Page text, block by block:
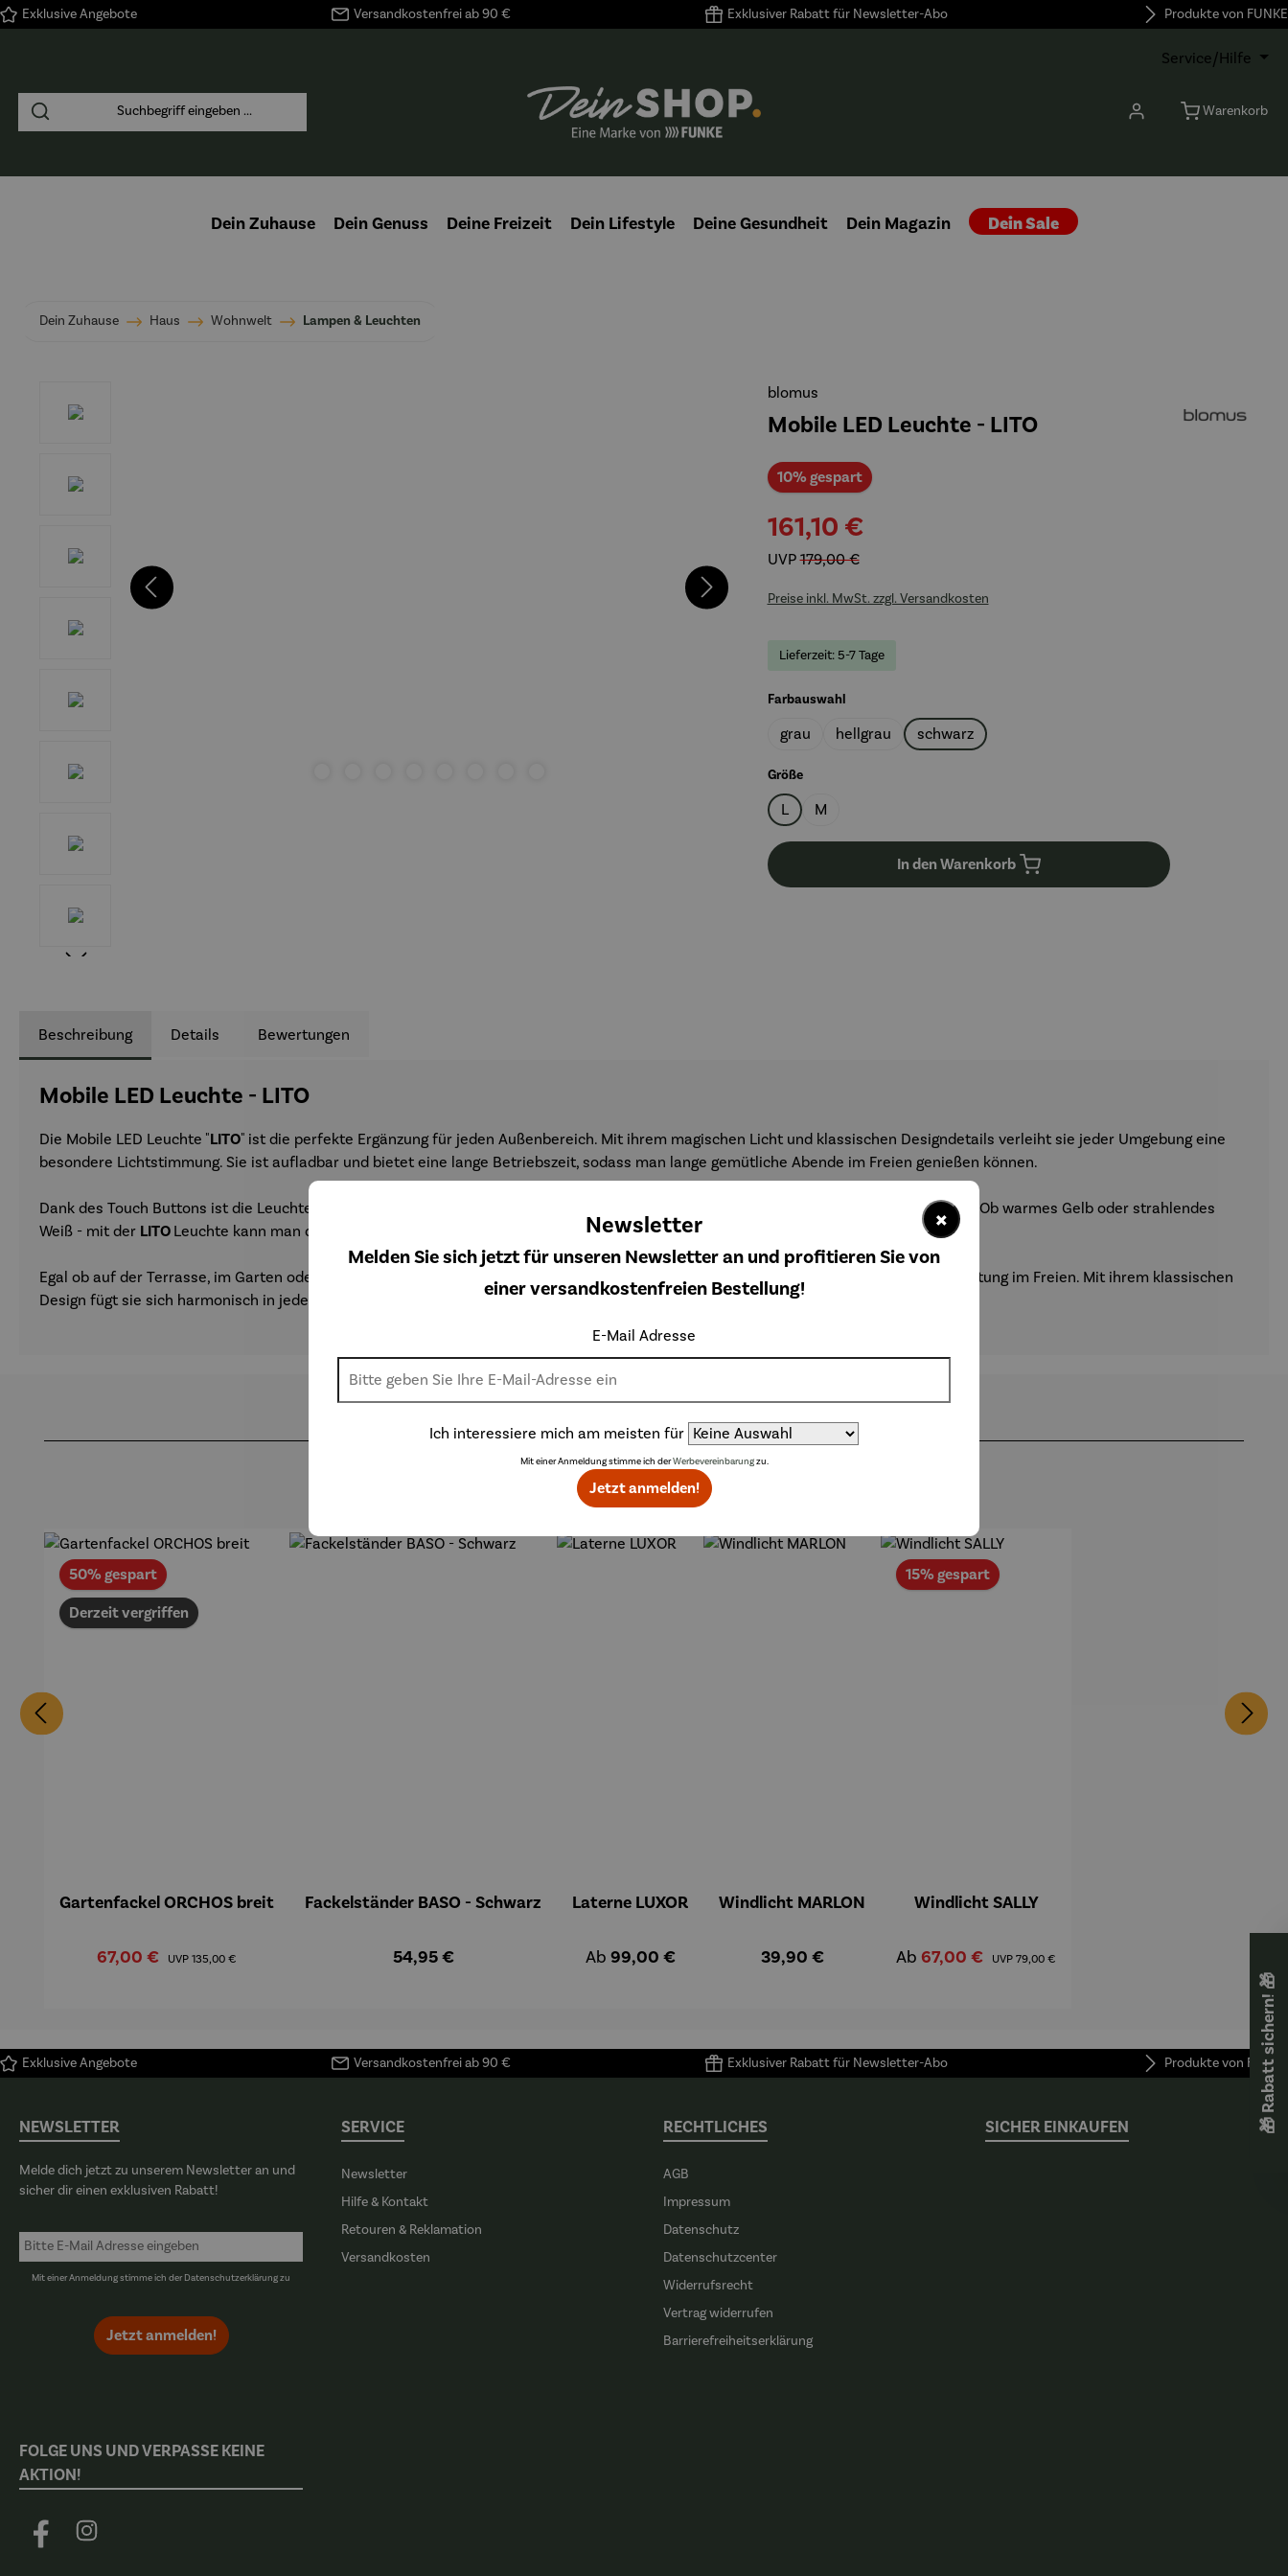
Zur Hauptnavigation springen
Exklusive Angebote Versandkostenfrei ab 90 € Exklusiver Rabatt für Newsletter-Abo Produkte von FUNKE
Service/Hilfe
Warenkorb
Dein Zuhause Dein Genuss Deine Freizeit Dein Lifestyle Deine Gesundheit Dein Magazin Dein Sale
Dein Zuhause Haus Wohnwelt Lampen & Leuchten
blomus
Mobile LED Leuchte - LITO
10% gespartRabatt
161,10 €
UVP179,00 €
Preise inkl. MwSt. zzgl. Versandkosten
Lieferzeit: 5-7 Tage
Farbauswahlauswählen
grau hellgrau schwarz
Größeauswählen
L M
In den Warenkorb
Beschreibung Details Bewertungen
Mobile LED Leuchte - LITO
Die Mobile LED Leuchte "LITO" ist die perfekte Ergänzung für jeden Außenbereich. Mit ihrem magischen Licht und klassischen Designdetails verleiht sie jeder Umgebung eine
besondere Lichtstimmung. Sie ist aufladbar und bietet eine lange Betriebszeit, sodass man lange gemütliche Abende im Freien genießen können.
Dank des Touch Buttons ist die Leuchte einfach zu bedienen und man kann individuell die gewünschte Lichtfarbe und -stärke einstellen. Ob warmes Gelb oder strahlendes
Weiß - mit der LITO Leuchte kann man die perfekte Atmosphäre für jeden Anlass schaffen.
Egal ob auf der Terrasse, im Garten oder beim Camping - die
Leuchte ist vielseitig einsetzbar und sorgt für eine gemütliche Beleuchtung im Freien. Mit ihrem klassischen
Design fügt sie sich harmonisch in jede Umgebung ein und ist ein echter Blickfang.
Weitere Produkte
Derzeit vergriffen
50% gespartRabatt
Gartenfackel ORCHOS breit
Verkaufspreis:
67,00 € UVP Regulärer Preis:
135,00 €
Fackelständer BASO - Schwarz
Regulärer Preis:
54,95 €
Laterne LUXOR
Regulärer Preis:
Ab 99,00 €
Windlicht MARLON
Regulärer Preis:
39,90 €
15% gespartRabatt
Windlicht SALLY
Verkaufspreis:
Ab 67,00 € UVP Regulärer Preis:
79,00 €
Exklusive Angebote Versandkostenfrei ab 90 € Exklusiver Rabatt für Newsletter-Abo Produkte von FUNKE
NEWSLETTER
Melde dich jetzt zu unserem Newsletter an und
sicher dir einen exklusiven Rabatt!
Mit einer Anmeldung stimme ich derDatenschutzerklärungzu
Jetzt anmelden!
SERVICE
Newsletter
Hilfe & Kontakt
Retouren & Reklamation
Versandkosten
RECHTLICHES
AGB
Impressum
Datenschutz
Datenschutzcenter
Widerrufsrecht
Vertrag widerrufen
Barrierefreiheitserklärung
SICHER EINKAUFEN
FOLGE UNS UND VERPASSE KEINE
AKTION!
Facebook Instagram
🎁 Rabatt sichern! 🎁
×
Newsletter
Melden Sie sich jetzt für unseren Newsletter an und profitieren Sie von
einer versandkostenfreien Bestellung!
E-Mail Adresse
Ich interessiere mich am meisten für
Mit einer Anmeldung stimme ich derWerbevereinbarungzu.
Jetzt anmelden!